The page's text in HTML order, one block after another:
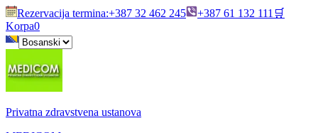
Rezervacija termina:+387 32 462 245 +387 61 132 111 🛒
Korpa0
Privatna zdravstvena ustanova